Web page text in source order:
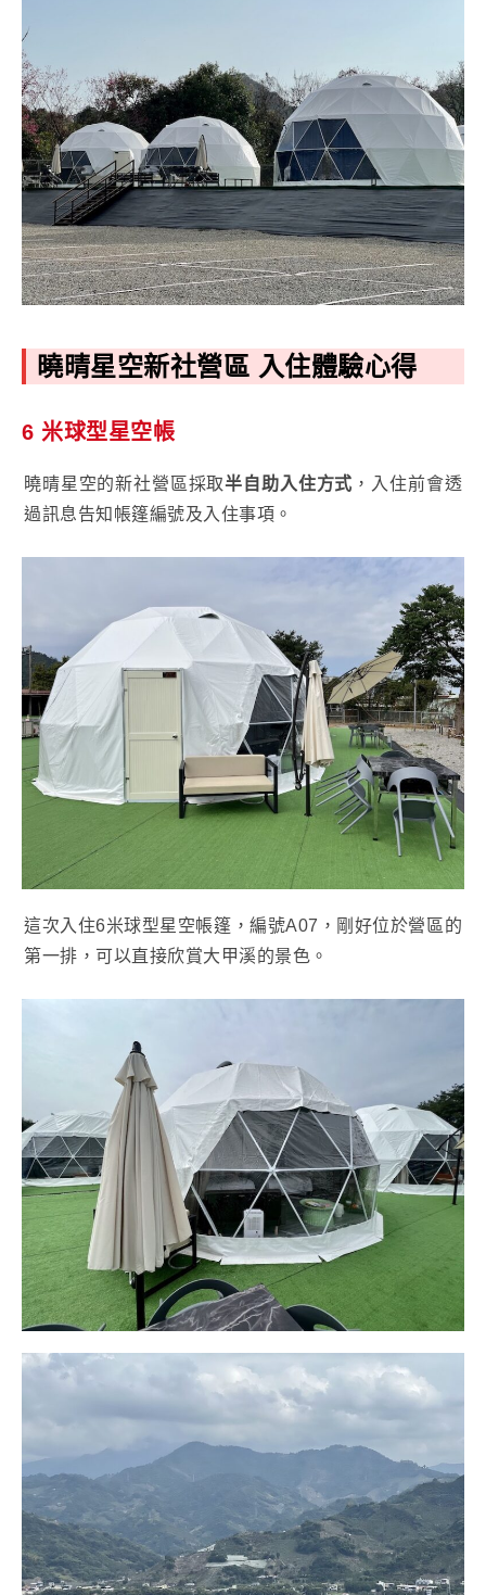
曉晴星空新社營區 入住體驗心得
6 米球型星空帳
曉晴星空的新社營區採取半自助入住方式 ，入住前會透
過訊息告知帳篷編號及入住事項。
這次入住6米球型星空帳篷，編號A07，剛好位於營區的
第一排，可以直接欣賞大甲溪的景色。